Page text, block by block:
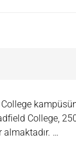
College,
almaktadır. …